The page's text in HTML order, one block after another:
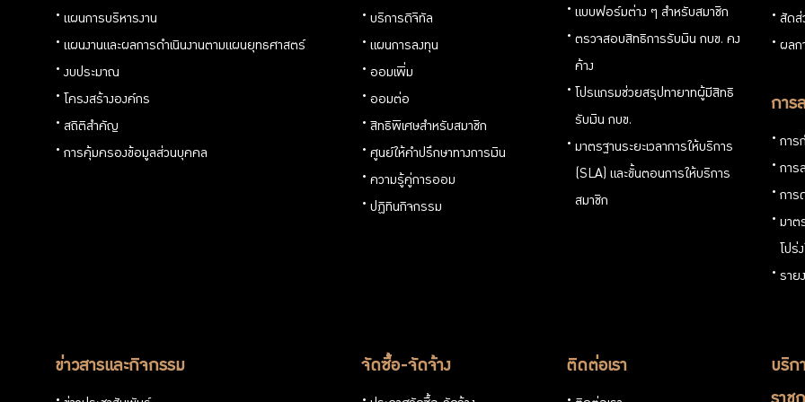
แผนการบริหารงาน
แผนงานและผลการดำเนินงานตามแผนยุทธศาสตร์
งบประมาณ
โครงสร้างองค์กร
สถิติสำคัญ
การคุ้มครองข้อมูลส่วนบุคคล
บริการดิจิทัล
แผนการลงทุน
ออมเพิ่ม
ออมต่อ
สิทธิพิเศษสำหรับสมาชิก
ศูนย์ให้คำปรึกษาทางการเงิน
ความรู้คู่การออม
ปฏิทินกิจกรรม
แบบฟอร์มต่าง ๆ สำหรับสมาชิก
ตรวจสอบสิทธิการรับเงิน กบข. คง
ค้าง
โปรแกรมช่วยสรุปทายาทผู้มีสิทธิ
รับเงิน กบข.
มาตรฐานระยะเวลาการให้บริการ
(SLA) และขั้นตอนการให้บริการ
สมาชิก
สัดส่
ผลก
การ
การ
การ
การ
มาต
โปร่
ราย
ข่าวสารและกิจกรรม จัดซื้อ-จัดจ้าง ติดต่อเรา บริก